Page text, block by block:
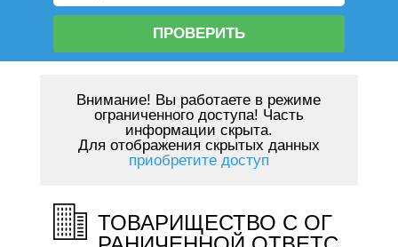
ПРОВЕРИТЬ
Внимание! Вы работаете в режиме
ограниченного доступа! Часть
информации скрыта.
Для отображения скрытых данных
приобретите доступ
ТОВАРИЩЕСТВО С ОГ